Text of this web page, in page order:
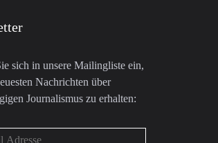
sich in unsere Mailingliste ein,
Nachrichten über
Journalismus zu erhalten: